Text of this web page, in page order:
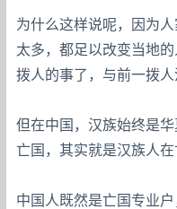
为什么这样说呢，因为
太多，都足以改变当地
拨人的事了，与前一拨人
但在中国，汉族始终是
亡国，其实就是汉族人在
中国人既然是亡国专业